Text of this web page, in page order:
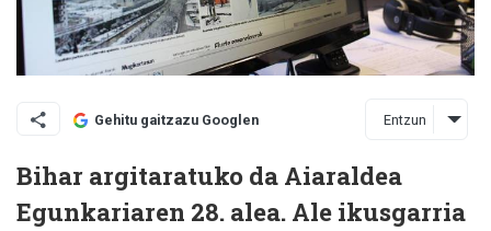
Gehitu gaitzazu Googlen Entzun
Bihar argitaratuko da Aiaraldea
Egunkariaren 28. alea. Ale ikusgarria